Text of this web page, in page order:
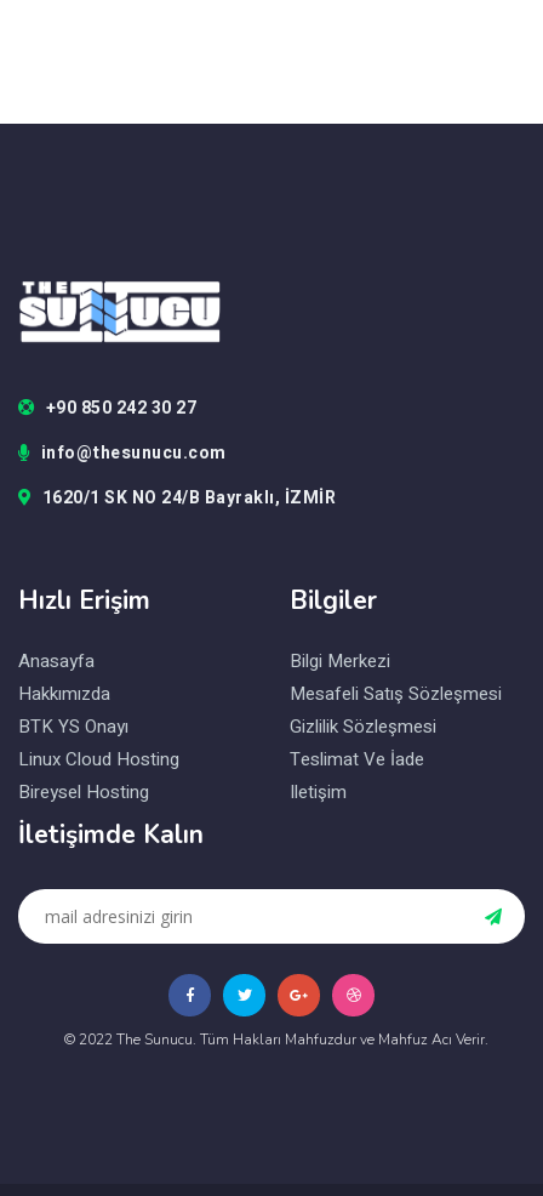
+90 850 242 30 27
info@thesunucu.com
1620/1 SK NO 24/B Bayraklı, İZMİR
Hızlı Erişim
Anasayfa
Hakkımızda
BTK YS Onayı
Linux Cloud Hosting
Bireysel Hosting
Bilgiler
Bilgi Merkezi
Mesafeli Satış Sözleşmesi
Gizlilik Sözleşmesi
Teslimat Ve İade
Iletişim
İletişimde Kalın
© 2022 The Sunucu. Tüm Hakları Mahfuzdur ve Mahfuz Acı Verir.